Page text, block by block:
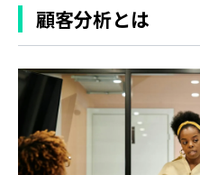
顧客分析とは